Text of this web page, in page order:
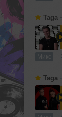
Taga
Микс
Taga